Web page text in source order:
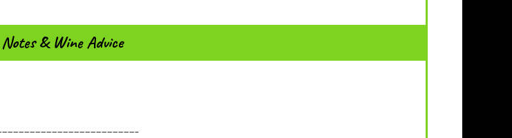
Notes & Wine Advice